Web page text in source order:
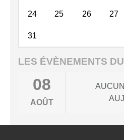
24 25 26 27
31
LES ÉVÈNEMENTS
08
AOÛT